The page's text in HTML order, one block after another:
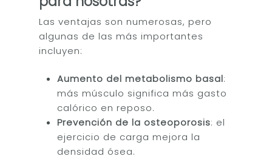
Las ventajas son numerosas, pero
algunas de las más importantes
incluyen:
Aumento del metabolismo basal:
más músculo significa más gasto
calórico en reposo.
Prevención de la osteoporosis: el
ejercicio de carga mejora la
densidad ósea.